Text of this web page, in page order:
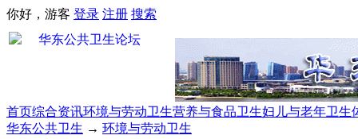
你好，游客 登录 注册 搜索
首页综合资讯环境与劳动卫生营养与食品卫生妇儿与老年卫生
华东公共卫生 → 环境与劳动卫生